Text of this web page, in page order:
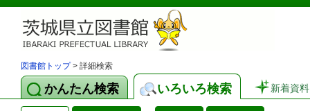
図書館トップ> 詳細検索
かんたん検索 いろいろ検索 新着資料